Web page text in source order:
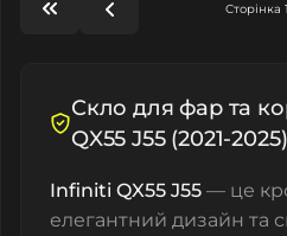
Сторінка
Скло для фар та
QX55 J55 (2021-2025)
Infiniti QX55 J55 — це
елегантний дизайн та